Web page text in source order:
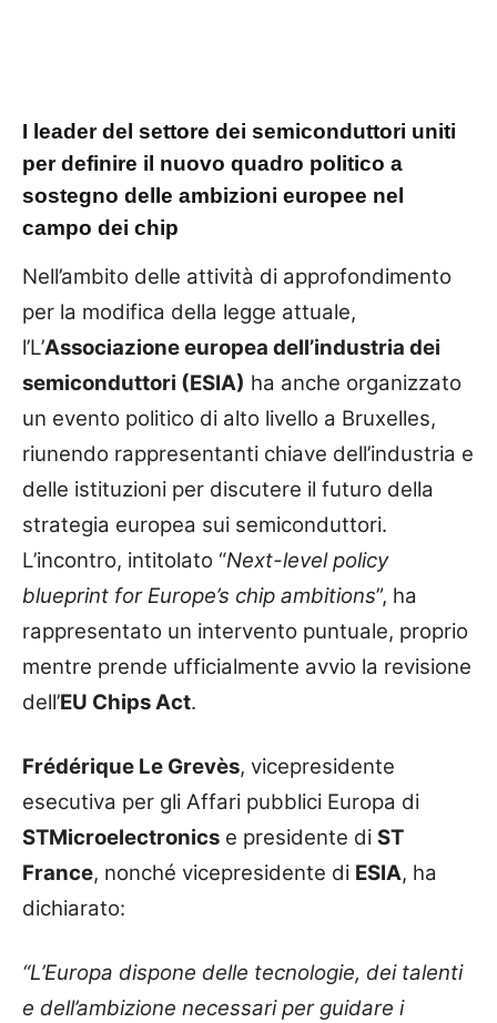
I leader del settore dei semiconduttori uniti
per definire il nuovo quadro politico a
sostegno delle ambizioni europee nel
campo dei chip
Nell’ambito delle attività di approfondimento
per la modifica della legge attuale,
l’L’Associazione europea dell’industria dei
semiconduttori (ESIA) ha anche organizzato
un evento politico di alto livello a Bruxelles,
riunendo rappresentanti chiave dell’industria e
delle istituzioni per discutere il futuro della
strategia europea sui semiconduttori.
L’incontro, intitolato “Next-level policy
blueprint for Europe’s chip ambitions”, ha
rappresentato un intervento puntuale, proprio
mentre prende ufficialmente avvio la revisione
dell’EU Chips Act.
Frédérique Le Grevès, vicepresidente
esecutiva per gli Affari pubblici Europa di
STMicroelectronics e presidente di ST
France, nonché vicepresidente di ESIA, ha
dichiarato:
“L’Europa dispone delle tecnologie, dei talenti
e dell’ambizione necessari per guidare i